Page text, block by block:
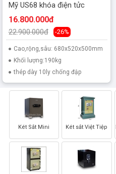
Mỹ US68 khóa điện tửc
16.800.000đ
22.900.000đ -26%
Cao,rộng,sâu: 680x520x500mm
Khối lượng:190kg
thép dày 10ly chống đập
Két Sắt Mini Két sắt Việt Tiệp